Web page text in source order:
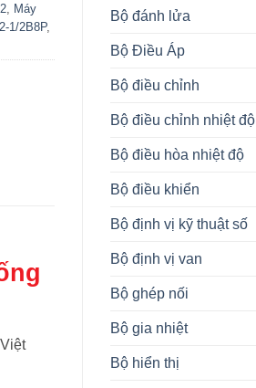
Bộ đánh lửa
Bộ Điều Áp
Bộ điều chỉnh
Bộ điều chỉnh nhiệt độ
Bộ điều hòa nhiệt độ
Bộ điều khiển
Bộ định vị kỹ thuật số
Bộ định vị van
Bộ ghép nối
Bộ gia nhiệt
Bộ hiển thị
, Máy
1/2B8P,